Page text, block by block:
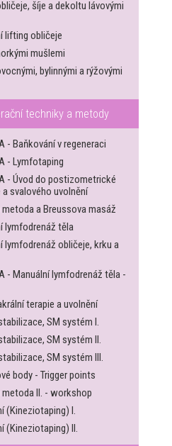
šíje a dekoltu lávovými
lifting obličeje
mušlemi
bylinnými a rýžovými
techniky a metody
- Baňkování v regeneraci
- Lymfotaping
- Úvod do postizometrické
a svalového uvolnění
metoda a Breussova masáž
lymfodrenáž těla
lymfodrenáž obličeje, krku a
- Manuální lymfodrenáž těla -
terapie a uvolnění
SM systém I.
SM systém II.
SM systém III.
body - Trigger points
metoda II. - workshop
(Kineziotaping) I.
(Kineziotaping) II.